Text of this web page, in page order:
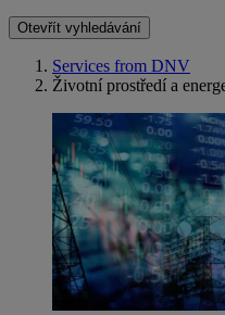
Otevřít vyhledávání
Services from DNV
Životní prostředí a